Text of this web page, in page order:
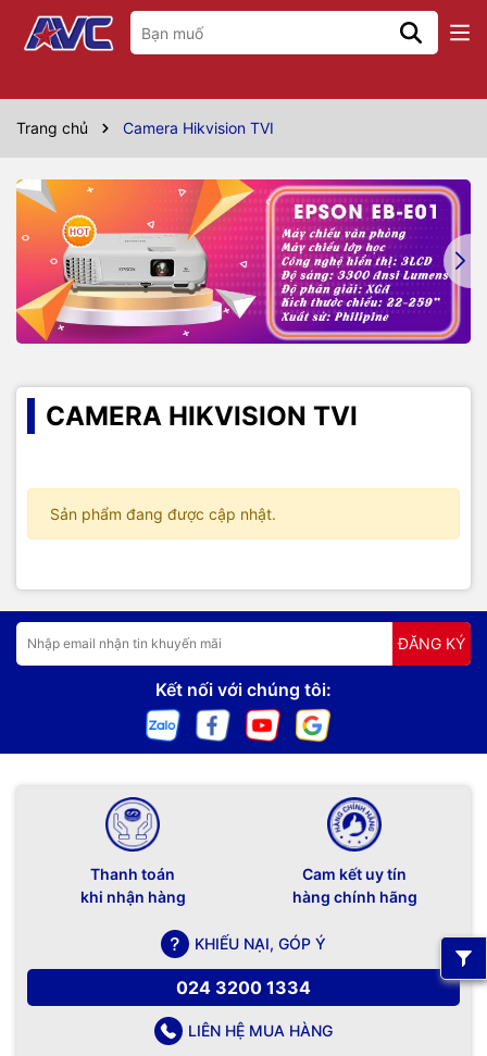
Trang chủ Camera Hikvision TVI
CAMERA HIKVISION TVI
Sản phẩm đang được cập nhật.
ĐĂNG KÝ
Kết nối với chúng tôi:
Thanh toán
khi nhận hàng
Cam kết uy tín
hàng chính hãng
KHIẾU NẠI, GÓP Ý
024 3200 1334
LIÊN HỆ MUA HÀNG